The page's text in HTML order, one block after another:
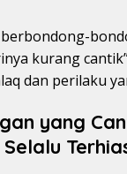
kurang
dan perilaku
yang